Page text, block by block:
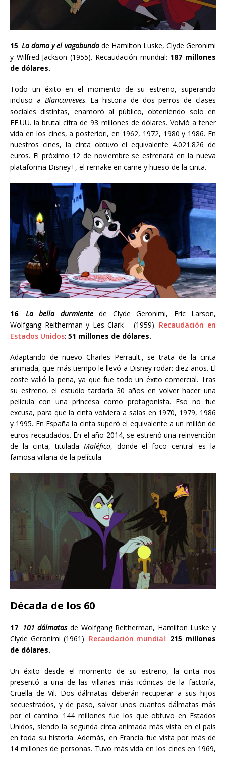
15.La dama y el vagabundode Hamilton Luske, Clyde Geronimi
y Wilfred Jackson(1955). Recaudación mundial: 187 millones
de dólares.
Todo un éxito en el momento de su estreno, superando
incluso a Blancanieves. La historia de dos perros de clases
sociales distintas, enamoró al público, obteniendo solo en
EE.UU. la brutal cifra de 93 millones de dólares. Volvió a tener
vida en los cines, a posteriori, en 1962, 1972, 1980 y 1986. En
nuestros cines, la cinta obtuvo el equivalente 4.021.826 de
euros. El próximo 12 de noviembre se estrenará en la nueva
plataforma Disney+, el remake en carne y hueso de la cinta.
16. La bella durmientede Clyde Geronimi, Eric Larson,
Wolfgang Reitherman y Les Clark (1959). Recaudación en
Estados Unidos: 51 millones de dólares.
Adaptando de nuevo Charles Perrault., se trata de la cinta
animada, que más tiempo le llevó a Disney rodar: diez años. El
coste valió la pena, ya que fue todo un éxito comercial. Tras
su estreno, el estudio tardaría 30 años en volver hacer una
película con una princesa como protagonista. Eso no fue
excusa, para que la cinta volviera a salas en 1970, 1979, 1986
y 1995. En España la cinta superó el equivalente a un millón de
euros recaudados. En el año 2014, se estrenó una reinvención
de la cinta, titulada Maléfica, donde el foco central es la
famosa villana de la película.
Década de los 60
17. 101 dálmatasde Wolfgang Reitherman, Hamilton Luske y
Clyde Geronimi (1961). Recaudación mundial: 215 millones
de dólares.
Un éxito desde el momento de su estreno, la cinta nos
presentó a una de las villanas más icónicas de la factoría,
Cruella de Vil. Dos dálmatas deberán recuperar a sus hijos
secuestrados, y de paso, salvar unos cuantos dálmatas más
por el camino. 144 millones fue los que obtuvo en Estados
Unidos, siendo la segunda cinta animada más vista en el país
en toda su historia. Además, en Francia fue vista por más de
14 millones de personas. Tuvo más vida en los cines en 1969,